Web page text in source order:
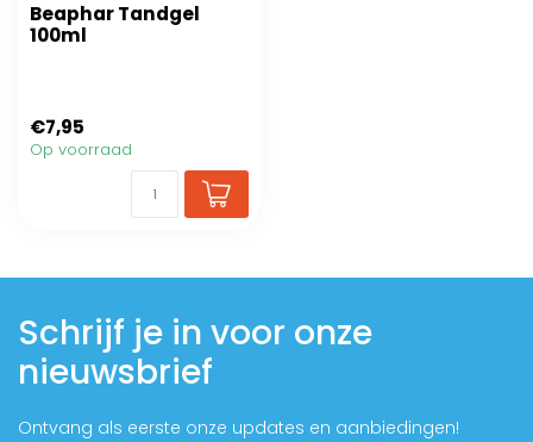
Beaphar Tandgel
100ml
€7,95
Op voorraad
Schrijf je in voor onze
nieuwsbrief
Ontvang als eerste onze updates en aanbiedingen!